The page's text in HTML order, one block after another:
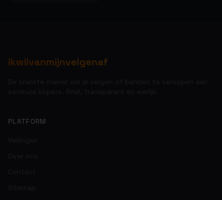
ikwilvanmijnvelgenaf
PLATFORM